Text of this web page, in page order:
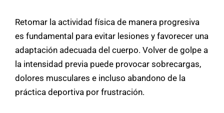
Retomar la actividad física de manera progresiva
es fundamental para evitar lesiones y favorecer una
adaptación adecuada del cuerpo. Volver de golpe a
la intensidad previa puede provocar sobrecargas,
dolores musculares e incluso abandono de la
práctica deportiva por frustración.